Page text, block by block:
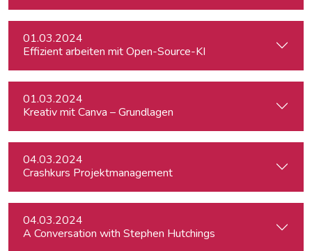
01.03.2024
Effizient arbeiten mit Open-Source-KI
01.03.2024
Kreativ mit Canva – Grundlagen
04.03.2024
Crashkurs Projektmanagement
04.03.2024
A Conversation with Stephen Hutchings